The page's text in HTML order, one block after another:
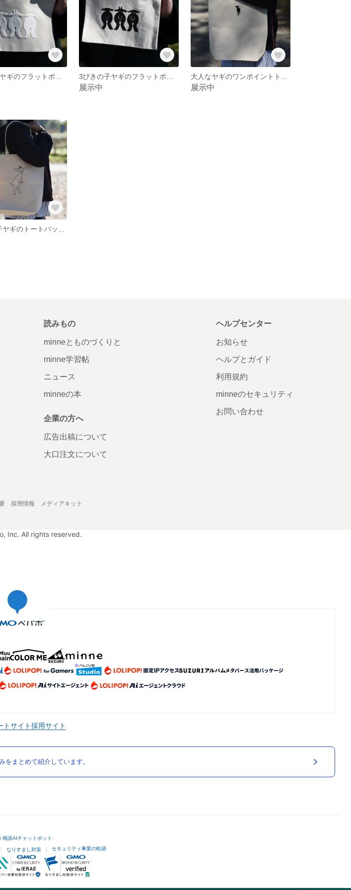
展示中 展示中
読みもの
minneとものづくりと
minne学習帖
ニュース
minneの本
企業の方へ
広告出稿について
大口注文について
ヘルプセンター
お知らせ
ヘルプとガイド
利用規約
minneのセキュリティ
お問い合わせ
採用情報 メディアキット
Inc. All rights reserved.
トサイト採用サイト
まとめて紹介しています。
相談AIチャットボット
なりすまし対策 セキュリティ事業の軌跡